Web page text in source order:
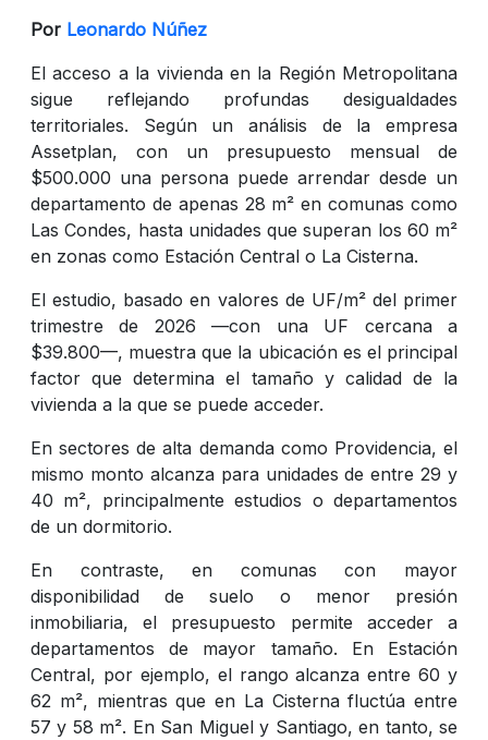
Por Leonardo Núñez
El acceso a la vivienda en la Región Metropolitana
sigue reflejando profundas desigualdades
territoriales. Según un análisis de la empresa
Assetplan, con un presupuesto mensual de
$500.000 una persona puede arrendar desde un
departamento de apenas 28 m² en comunas como
Las Condes, hasta unidades que superan los 60 m²
en zonas como Estación Central o La Cisterna.
El estudio, basado en valores de UF/m² del primer
trimestre de 2026 —con una UF cercana a
$39.800—, muestra que la ubicación es el principal
factor que determina el tamaño y calidad de la
vivienda a la que se puede acceder.
En sectores de alta demanda como Providencia, el
mismo monto alcanza para unidades de entre 29 y
40 m², principalmente estudios o departamentos
de un dormitorio.
En contraste, en comunas con mayor
disponibilidad de suelo o menor presión
inmobiliaria, el presupuesto permite acceder a
departamentos de mayor tamaño. En Estación
Central, por ejemplo, el rango alcanza entre 60 y
62 m², mientras que en La Cisterna fluctúa entre
57 y 58 m². En San Miguel y Santiago, en tanto, se